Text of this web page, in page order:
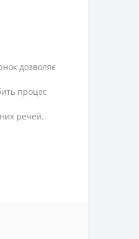
дозволяє
процес
речей.